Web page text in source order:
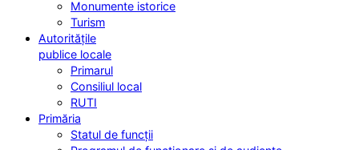
Monumente istorice
Turism
Autoritățile
publice locale
Primarul
Consiliul local
RUTI
Primăria
Statul de funcții